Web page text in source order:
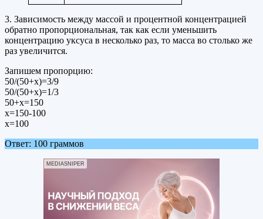
3. Зависимость между массой и процентной концентрацией
обратно пропорциональная, так как если уменьшить
концентрацию уксуса в несколько раз, то масса во столько же
раз увеличится.
Запишем пропорцию:
50/(50+х)=3/9
50/(50+х)=1/3
50+х=150
х=150-100
х=100
Ответ: 100 граммов
MEDIASNIPER